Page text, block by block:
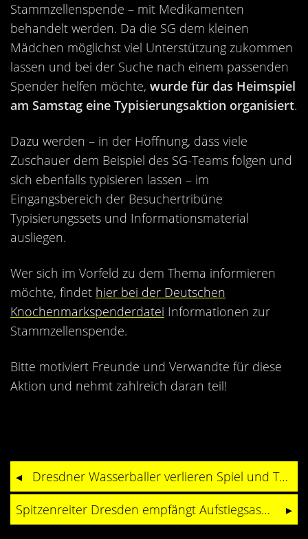
Stammzellenspende – mit Medikamenten
behandelt werden. Da die SG dem kleinen
Mädchen möglichst viel Unterstützung zukommen
lassen und bei der Suche nach einem passenden
Spender helfen möchte, wurde für das Heimspiel
am Samstag eine Typisierungsaktion organisiert.
Dazu werden – in der Hoffnung, dass viele
Zuschauer dem Beispiel des SG-Teams folgen und
sich ebenfalls typisieren lassen – im
Eingangsbereich der Besuchertribüne
Typisierungssets und Informationsmaterial
ausliegen.
Wer sich im Vorfeld zu dem Thema informieren
möchte, findet hier bei der Deutschen
Knochenmarkspenderdatei Informationen zur
Stammzellenspende.
Bitte motiviert Freunde und Verwandte für diese
Aktion und nehmt zahlreich daran teil!
Dresdner Wasserballer verlieren Spiel und Tabellenführung
Spitzenreiter Dresden empfängt Aufstiegsaspirant Plauen